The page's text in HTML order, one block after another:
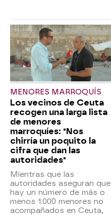
MENORES MARROQUÍS
Los vecinos de Ceuta
recogen una larga lista
de menores
marroquíes: "Nos
chirría un poquito la
cifra que dan las
autoridades"
Mientras que las
autoridades aseguran que
hay un número de más o
menos 1.000 menores no
acompañados en Ceuta,